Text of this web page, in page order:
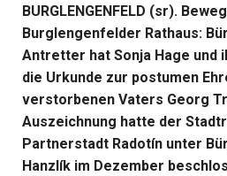
Wochenangebot!
BURGLENGENFELD (sr).
Burglengenfelder Rathaus:
Antretter hat Sonja Hage und
die Urkunde zur postumen
verstorbenen Vaters Georg
Auszeichnung hatte der
Partnerstadt Radotín unter
Hanzlík im Dezember